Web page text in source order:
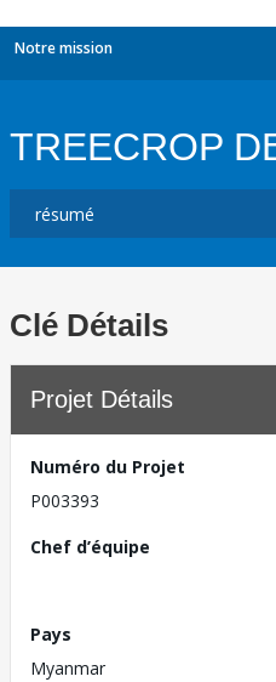
Notre mission
TREECROP
Clé Détails
Projet Détails
Numéro du Projet
P003393
Chef d’équipe
Pays
Myanmar